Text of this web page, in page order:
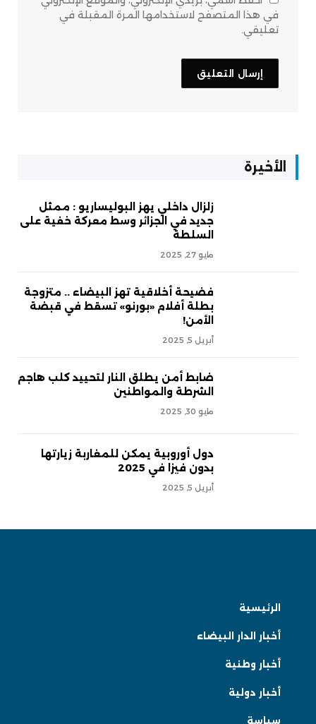
في هذا المتصفح لاستخدامها المرة المقبلة في
تعليقي.
الأخيرة
زلزال داخلي يهز البوليساريو : ممثل
جديد في الجزائر وسط معركة خفية على
السلطة
مايو 27, 2025
فضيحة أخلاقية تهز البيضاء .. متزوجة
بطلة أفلام «بورنو» تسقط في قبضة
الأمن!
أبريل 5, 2025
ضابط أمن يطلق النار لتحييد كلب هاجم
الشرطة والمواطنين
مايو 30, 2025
دول أوروبية يمكن للمغاربة زيارتها
بدون فيزا في 2025
أبريل 5, 2025
الرئيسية
أخبار الدار البيضاء
أخبار وطنية
أخبار دولية
سياسة